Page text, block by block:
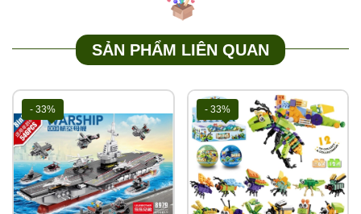
SẢN PHẨM LIÊN QUAN
- 33% - 33%